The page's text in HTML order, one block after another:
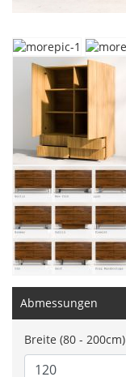
Abmessungen
Breite (80 - 200cm)